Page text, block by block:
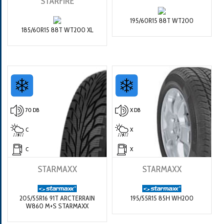
185/60R15 88T WT200 XL
195/60R15 88T WT200
70 DB
C
C
STARMAXX
205/55R16 91T ARCTERRAIN
W860 M+S STARMAXX
X DB
X
X
STARMAXX
195/55R15 85H WH200